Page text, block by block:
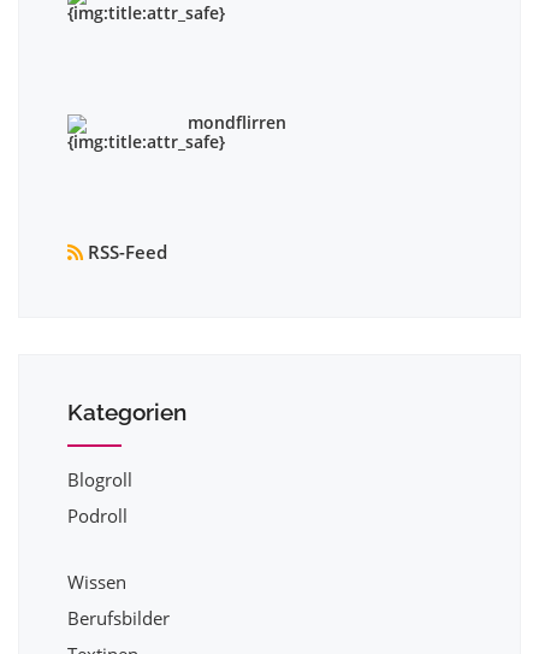
mondflirren
RSS-Feed
Kategorien
Blogroll
Podroll
Wissen
Berufsbilder